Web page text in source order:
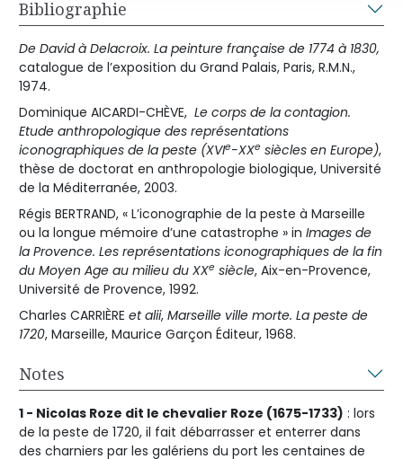
Bibliographie
De David à Delacroix. La peinture française de 1774 à 1830,
catalogue de l’exposition du Grand Palais, Paris, R.M.N.,
1974.
Dominique AICARDI-CHÈVE, Le corps de la contagion.
Etude anthropologique des représentations
iconographiques de la peste (XVIe-XXe siècles en Europe),
thèse de doctorat en anthropologie biologique, Université
de la Méditerranée, 2003.
Régis BERTRAND, « L’iconographie de la peste à Marseille
ou la longue mémoire d’une catastrophe » in Images de
la Provence. Les représentations iconographiques de la fin
du Moyen Age au milieu du XXe siècle, Aix-en-Provence,
Université de Provence, 1992.
Charles CARRIÈRE et alii, Marseille ville morte. La peste de
1720, Marseille, Maurice Garçon Éditeur, 1968.
Notes
1 - Nicolas Roze dit le chevalier Roze (1675-1733) : lors
de la peste de 1720, il fait débarrasser et enterrer dans
des charniers par les galériens du port les centaines de